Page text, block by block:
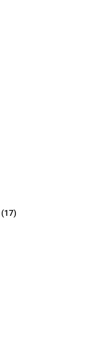
(17)